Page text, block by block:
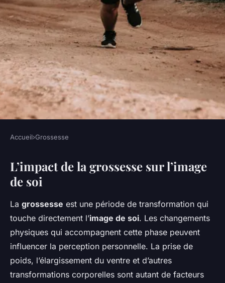
Que faire si vous ne vous
sentez pas sexy pendant votre
grossesse ?
Roxane 9 février 2025 5 min de lecture
Accueil›Grossesse
L’impact de la grossesse sur l’image
de soi
La grossesse est une période de transformation qui
touche directement l’image de soi. Les changements
physiques qui accompagnent cette phase peuvent
influencer la perception personnelle. La prise de
poids, l’élargissement du ventre et d’autres
transformations corporelles sont autant de facteurs